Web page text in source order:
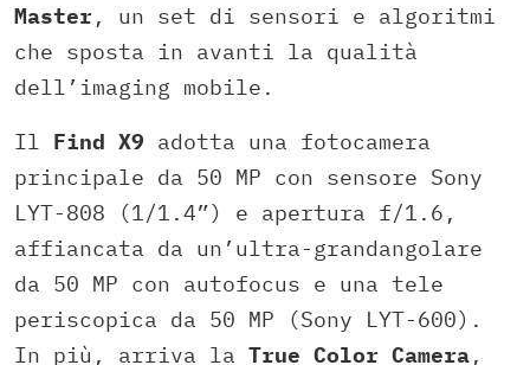
Master , un set di sensori e algoritmi
che sposta in avanti la qualità
dell’imaging mobile.
Il Find X9 adotta una fotocamera
principale da 50 MP con sensore Sony
LYT-808 (1/1.4”) e apertura f/1.6,
affiancata da un’ultra-grandangolare
da 50 MP con autofocus e una tele
periscopica da 50 MP (Sony LYT-600).
In più, arriva la True Color Camera,